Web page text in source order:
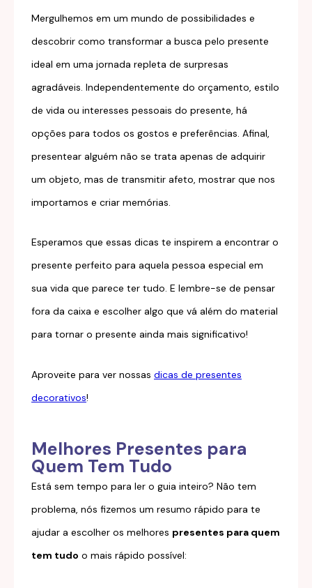
Mergulhemos em um mundo de possibilidades e
descobrir como transformar a busca pelo presente
ideal em uma jornada repleta de surpresas
agradáveis. Independentemente do orçamento, estilo
de vida ou interesses pessoais do presente, há
opções para todos os gostos e preferências. Afinal,
presentear alguém não se trata apenas de adquirir
um objeto, mas de transmitir afeto, mostrar que nos
importamos e criar memórias.
Esperamos que essas dicas te inspirem a encontrar o
presente perfeito para aquela pessoa especial em
sua vida que parece ter tudo. E lembre-se de pensar
fora da caixa e escolher algo que vá além do material
para tornar o presente ainda mais significativo!
Aproveite para ver nossas dicas de presentes
decorativos!
Melhores Presentes para
Quem Tem Tudo
Está sem tempo para ler o guia inteiro? Não tem
problema, nós fizemos um resumo rápido para te
ajudar a escolher os melhores presentes para quem
tem tudo o mais rápido possível: